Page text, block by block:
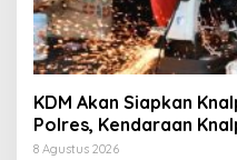
KDM Akan Siapkan
Polres, Kendaraan
Langsung Ganti
8 Agustus 2026